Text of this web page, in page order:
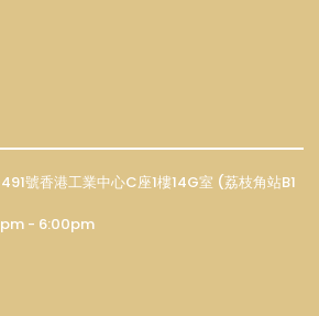
號香港工業中心C座1樓14G室 (荔枝角站B1
- 6:00pm